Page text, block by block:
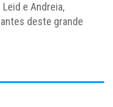
e Andreia,
deste grande